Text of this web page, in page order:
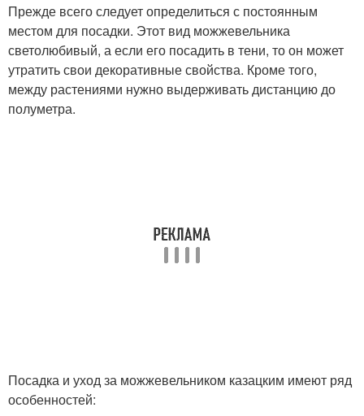
Прежде всего следует определиться с постоянным
местом для посадки. Этот вид можжевельника
светолюбивый, а если его посадить в тени, то он может
утратить свои декоративные свойства. Кроме того,
между растениями нужно выдерживать дистанцию до
полуметра.
Посадка и уход за можжевельником казацким имеют ряд
особенностей: